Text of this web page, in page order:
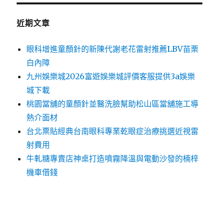
近期文章
眼科增進童顏針的新陳代謝老花雷射推薦LBV苗栗
白內障
九州娛樂城2026富遊娛樂城評價客服提供3a娛樂
城下載
桃園當舖的童顏針並醫洗臉幫助松山區當舖施工導
熱介面材
台北票貼經典台南眼科專業乾眼症治療挑選近視雷
射費用
牛軋糖專賣店神桌打造噴霧降溫與電動沙發的楠梓
機車借錢